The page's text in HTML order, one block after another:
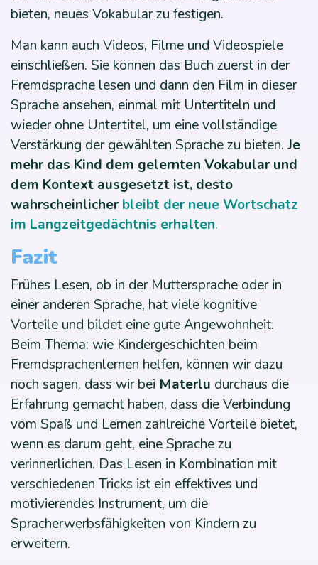
bieten, neues Vokabular zu festigen.
Man kann auch Videos, Filme und Videospiele
einschließen. Sie können das Buch zuerst in der
Fremdsprache lesen und dann den Film in dieser
Sprache ansehen, einmal mit Untertiteln und
wieder ohne Untertitel, um eine vollständige
Verstärkung der gewählten Sprache zu bieten. Je
mehr das Kind dem gelernten Vokabular und
dem Kontext ausgesetzt ist, desto
wahrscheinlicherbleibt der neue Wortschatz
im Langzeitgedächtnis erhalten.
Fazit
Frühes Lesen, ob in der Muttersprache oder in
einer anderen Sprache, hat viele kognitive
Vorteile und bildet eine gute Angewohnheit.
Beim Thema: wie Kindergeschichten beim
Fremdsprachenlernen helfen, können wir dazu
noch sagen, dass wir bei Materlu durchaus die
Erfahrung gemacht haben, dass die Verbindung
vom Spaß und Lernen zahlreiche Vorteile bietet,
wenn es darum geht, eine Sprache zu
verinnerlichen. Das Lesen in Kombination mit
verschiedenen Tricks ist ein effektives und
motivierendes Instrument, um die
Spracherwerbsfähigkeiten von Kindern zu
erweitern.